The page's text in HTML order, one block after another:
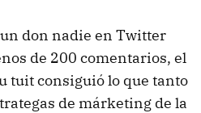
don nadie en Twitter
de 200 comentarios, el
tuit consiguió lo que tanto
de márketing de la